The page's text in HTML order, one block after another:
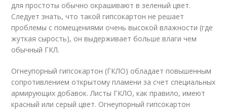
для простоты обычно окрашивают в зеленый цвет.
Следует знать, что такой гипсокартон не решает
проблемы с помещениями очень высокой влажности (где
жуткая сырость), он выдерживает больше влаги чем
обычный ГКЛ.
Огнеупорный гипсокартон (ГКЛО) обладает повышенным
сопротивлением открытому пламени за счет специальных
армирующих добавок. Листы ГКЛО, как правило, имеют
красный или серый цвет. Огнеупорный гипсокартон